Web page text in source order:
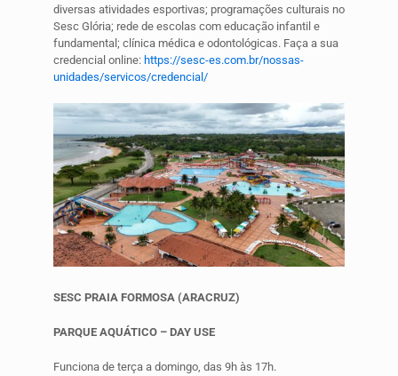
diversas atividades esportivas; programações culturais no
Sesc Glória; rede de escolas com educação infantil e
fundamental; clínica médica e odontológicas. Faça a sua
credencial online: https://sesc-es.com.br/nossas-
unidades/servicos/credencial/
SESC PRAIA FORMOSA (ARACRUZ)
PARQUE AQUÁTICO – DAY USE
Funciona de terça a domingo, das 9h às 17h.